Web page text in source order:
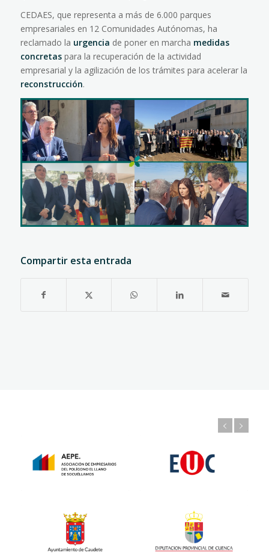
CEDAES, que representa a más de 6.000 parques
empresariales en 12 Comunidades Autónomas, ha
reclamado la urgencia de poner en marcha medidas
concretaspara la recuperación de la actividad
empresarial y la agilización de los trámites para acelerar la
reconstrucción.
Compartir esta entrada